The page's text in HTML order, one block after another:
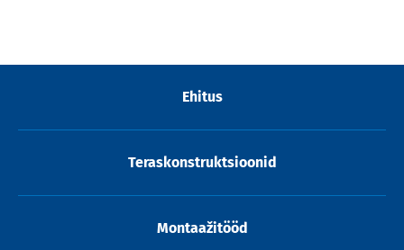
Ehitus
Teraskonstruktsioonid
Montaažitööd